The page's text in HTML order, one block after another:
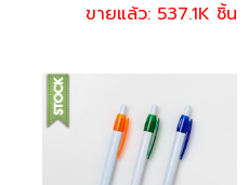
ขายแล้ว: 537.1K ชิ้น